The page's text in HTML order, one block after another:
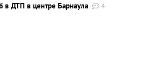
в ДТП в центре Барнаула
4